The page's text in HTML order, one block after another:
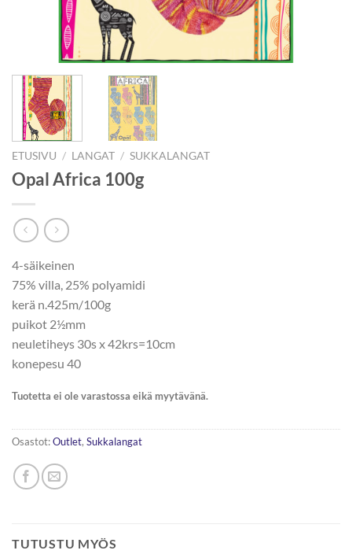
ETUSIVU / LANGAT / SUKKALANGAT
Opal Africa 100g
4-säikeinen
75% villa, 25% polyamidi
kerä n.425m/100g
puikot 2½mm
neuletiheys 30s x 42krs=10cm
konepesu 40
Tuotetta ei ole varastossa eikä myytävänä.
Osastot:Outlet, Sukkalangat
TUTUSTU MYÖS